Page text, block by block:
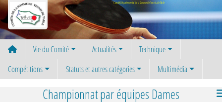
Comité Départemental de la Somme de Tennis de Table
Vie du Comité Actualités
Technique
Compétitions
Statuts et autres catégories Multimédia
Championnat par équipes Dames
Panneau de gestion des cookies